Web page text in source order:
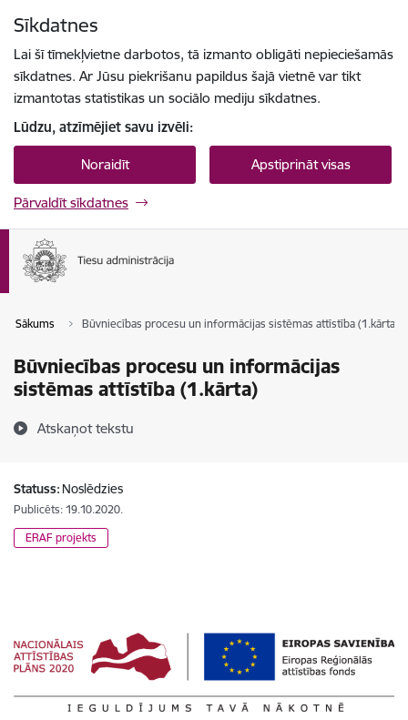
Sīkdatnes
Lai šī tīmekļvietne darbotos, tā izmanto obligāti nepieciešamās
sīkdatnes. Ar Jūsu piekrišanu papildus šajā vietnē var tikt
izmantotas statistikas un sociālo mediju sīkdatnes.
Lūdzu, atzīmējiet savu izvēli:
Noraidīt Apstiprināt visas
Pārvaldīt sīkdatnes
Sākums Būvniecības procesu un informācijas sistēmas attīstība (1.kārta)
Būvniecības procesu un informācijas
sistēmas attīstība (1.kārta)
Atskaņot tekstu
Statuss: Noslēdzies
Publicēts: 19.10.2020.
ERAF projekts